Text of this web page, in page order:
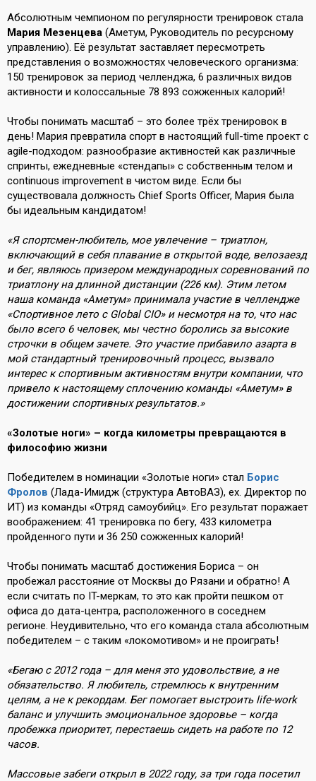
Абсолютным чемпионом по регулярности тренировок стала
Мария Мезенцева (Аметум, Руководитель по ресурсному
управлению). Её результат заставляет пересмотреть
представления о возможностях человеческого организма:
150 тренировок за период челленджа, 6 различных видов
активности и колоссальные 78 893 сожженных калорий!
Чтобы понимать масштаб – это более трёх тренировок в
день! Мария превратила спорт в настоящий full-time проект с
agile-подходом: разнообразие активностей как различные
спринты, ежедневные «стендапы» с собственным телом и
continuous improvement в чистом виде. Если бы
существовала должность Chief Sports Officer, Мария была
бы идеальным кандидатом!
«Я спортсмен-любитель, мое увлечение – триатлон,
включающий в себя плавание в открытой воде, велозаезд
и бег, являюсь призером международных соревнований по
триатлону на длинной дистанции (226 км). Этим летом
наша команда «Аметум» принимала участие в челлендже
«Спортивное лето с Global CIO» и несмотря на то, что нас
было всего 6 человек, мы честно боролись за высокие
строчки в общем зачете. Это участие прибавило азарта в
мой стандартный тренировочный процесс, вызвало
интерес к спортивным активностям внутри компании, что
привело к настоящему сплочению команды «Аметум» в
достижении спортивных результатов.»
«Золотые ноги» – когда километры превращаются в
философию жизни
Победителем в номинации «Золотые ноги» стал Борис
Фролов (Лада-Имидж (структура АвтоВАЗ), ex. Директор по
ИТ) из команды «Отряд самоубийц». Его результат поражает
воображением: 41 тренировка по бегу, 433 километра
пройденного пути и 36 250 сожженных калорий!
Чтобы понимать масштаб достижения Бориса – он
пробежал расстояние от Москвы до Рязани и обратно! А
если считать по IT-меркам, то это как пройти пешком от
офиса до дата-центра, расположенного в соседнем
регионе. Неудивительно, что его команда стала абсолютным
победителем – с таким «локомотивом» и не проиграть!
«Бегаю с 2012 года – для меня это удовольствие, а не
обязательство. Я любитель, стремлюсь к внутренним
целям, а не к рекордам. Бег помогает выстроить life-work
баланс и улучшить эмоциональное здоровье – когда
пробежка приоритет, перестаешь сидеть на работе по 12
часов.
Массовые забеги открыл в 2022 году, за три года посетил